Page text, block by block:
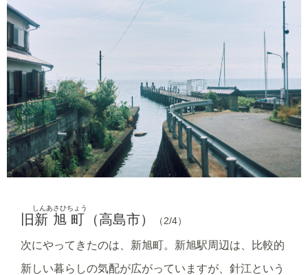
旧新旭町
しんあさひちょう
（高島市） （2/4）
次にやってきたのは、新旭町。新旭駅周辺は、比較的
新しい暮らしの気配が広がっていますが、針江という